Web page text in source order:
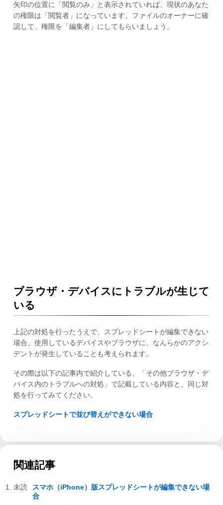
矢印の位置に「閲覧のみ」と表示されていれば、現状のあなた
の権限は「閲覧者」になっています。ファイルのオーナーに確
認して、権限を「編集者」にしてもらいましょう。
ブラウザ・デバイスにトラブルが生じて
いる
上記の対処を行ったうえで、スプレッドシートが編集できない
場合、使用しているデバイスやブラウザに、なんらかのアクシ
デントが発生していることも考えられます。
その際は以下の記事内で紹介している、「その他ブラウザ・デ
バイス内のトラブルへの対処」で記載している内容と、同じ対
処を行ってみてください。
スプレッドシートで並び替えができない場合
関連記事
スマホ（iPhone）版スプレッドシートが編集できない場
合